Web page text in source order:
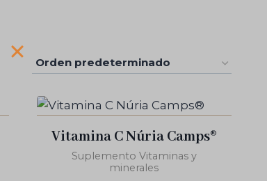
Vitamina C Núria Camps®
Suplemento Vitaminas y
minerales